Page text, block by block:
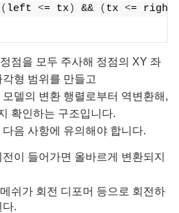
( left <= tx ) && ( tx <= right
점을 모두 주사해 정점의 XY 좌
형 범위를 만들고
델의 변환 행렬로부터 역변환해,
확인하는 구조입니다.
음 사항에 유의해야 합니다.
이 들어가면 올바르게 변환되지
쉬가 회전 디포머 등으로 회전하
다.